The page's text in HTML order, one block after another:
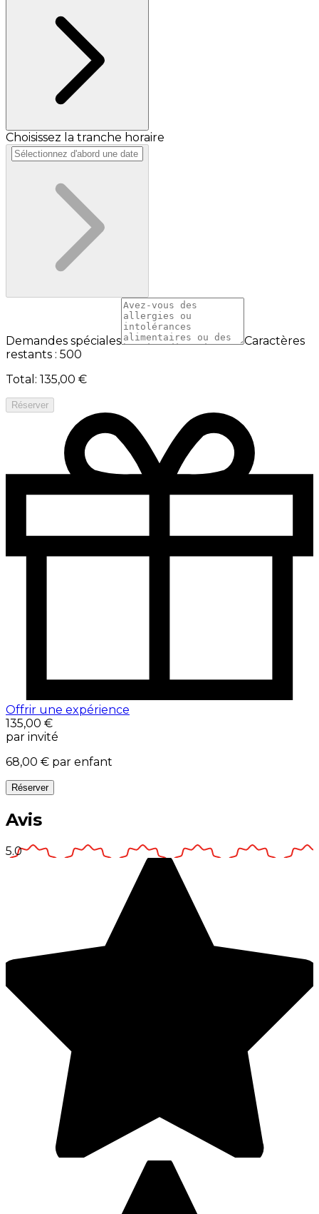
Choisissez la tranche horaire
Demandes spéciales
Caractères
restants : 500
Total : 135,00 €
Réserver
Offrir une expérience
135,00 €
par invité
68,00 € par enfant
Réserver
Avis
5.0